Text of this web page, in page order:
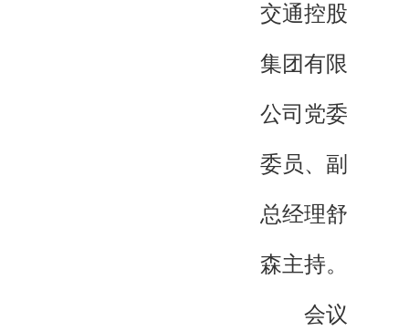
交通控股
集团有限
公司党委
委员、副
总经理舒
森主持。
会议